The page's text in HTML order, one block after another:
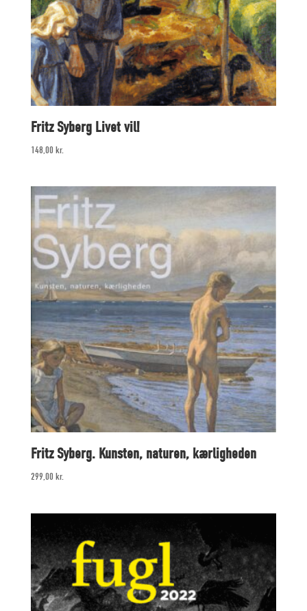
Fritz Syberg Livet vil!
148,00 kr.
Fritz Syberg. Kunsten, naturen, kærligheden
299,00 kr.